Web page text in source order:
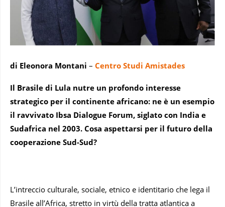
di Eleonora Montani – Centro Studi Amistades
Il Brasile di Lula nutre un profondo interesse
strategico per il continente africano: ne è un esempio
il ravvivato Ibsa Dialogue Forum, siglato con India e
Sudafrica nel 2003. Cosa aspettarsi per il futuro della
cooperazione Sud-Sud?
L’intreccio culturale, sociale, etnico e identitario che lega il
Brasile all’Africa, stretto in virtù della tratta atlantica a